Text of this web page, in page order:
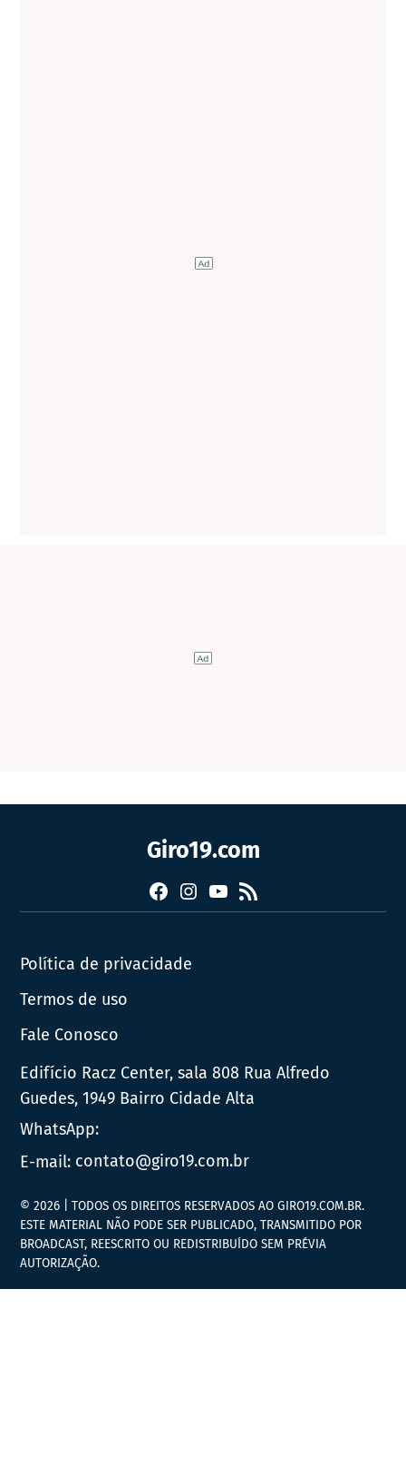
Giro19.com
FacebookInstagram
YouTube
RSS
Política de privacidade
Termos de uso
Fale Conosco
Edifício Racz Center, sala 808 Rua Alfredo
Guedes, 1949 Bairro Cidade Alta
WhatsApp:
E-mail: contato@giro19.com.br
© 2026 | TODOS OS DIREITOS RESERVADOS AO GIRO19.COM.BR.
ESTE MATERIAL NÃO PODE SER PUBLICADO, TRANSMITIDO POR
BROADCAST, REESCRITO OU REDISTRIBUÍDO SEM PRÉVIA
AUTORIZAÇÃO.